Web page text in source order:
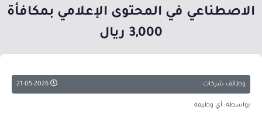
الاصطناعي في المحتوى الإعلامي بمكافأة
3,000 ريال
وظائف شركات
بواسطة: أي وظيفة